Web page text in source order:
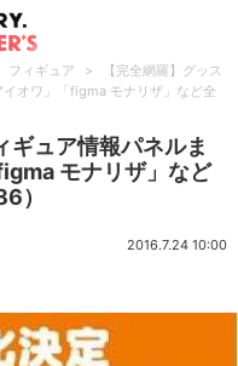
フィギュア >
【完全網羅】グッス
オワ」「figma モナリザ」など全
ギュア情報パネルま
モナリザ」など
）
2016.7.24 10:00